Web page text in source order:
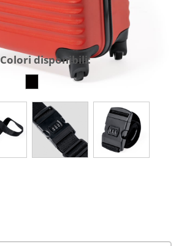
Colori disponibili: